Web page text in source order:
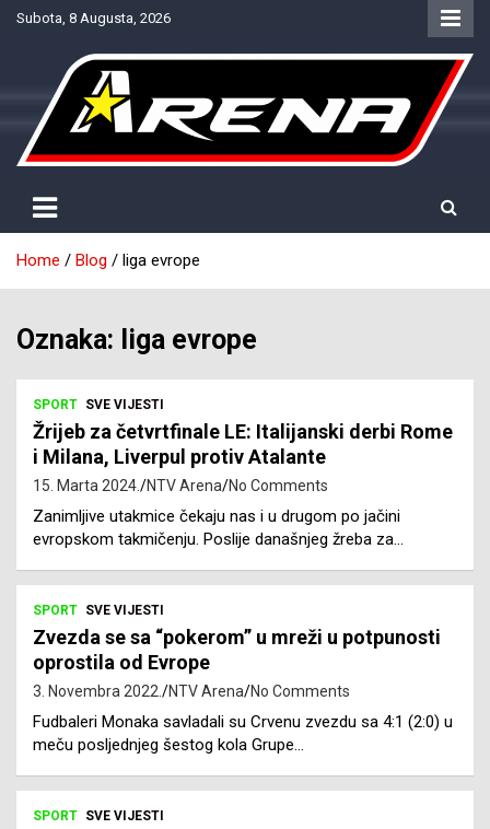
SkipSubota, 8 Augusta, 2026
NTV Arena
Home Blog liga evrope
Oznaka: liga evrope
SPORT SVE VIJESTI
Žrijeb za četvrtfinale LE: Italijanski derbi Rome
i Milana, Liverpul protiv Atalante
15. Marta 2024. NTV Arena No Comments
Zanimljive utakmice čekaju nas i u drugom po jačini
evropskom takmičenju. Poslije današnjeg žreba za…
SPORT SVE VIJESTI
Zvezda se sa “pokerom” u mreži u potpunosti
oprostila od Evrope
3. Novembra 2022. NTV Arena No Comments
Fudbaleri Monaka savladali su Crvenu zvezdu sa 4:1 (2:0) u
meču posljednjeg šestog kola Grupe…
SPORT SVE VIJESTI